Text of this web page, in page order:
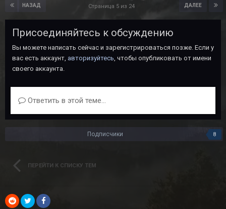
НАЗАД ДАЛЕЕ
Страница 5 из 24
Присоединяйтесь к обсуждению
Вы можете написать сейчас и зарегистрироваться позже. Если у
вас есть аккаунт, авторизуйтесь, чтобы опубликовать от имени
своего аккаунта.
Ответить в этой теме...
Подписчики 8
ПЕРЕЙТИ К СПИСКУ ТЕМ